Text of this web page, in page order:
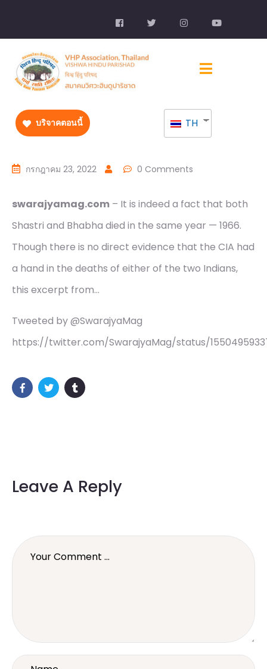
บริจาคตอนนี้ TH
กรกฎาคม 23, 2022 0 Comments
swarajyamag.com – It is indeed a fact that both
Shastri and Bhabha died in the same year — 1966.
Though there is no direct evidence that the CIA had
a hand in the deaths of either of the two Indians,
this excerpt from…
Tweeted by @SwarajyaMag
https://twitter.com/SwarajyaMag/status/
Leave A Reply